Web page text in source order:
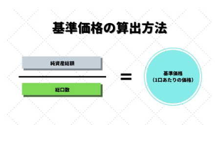
価
格
定
の
タ
イ
ミ
ン